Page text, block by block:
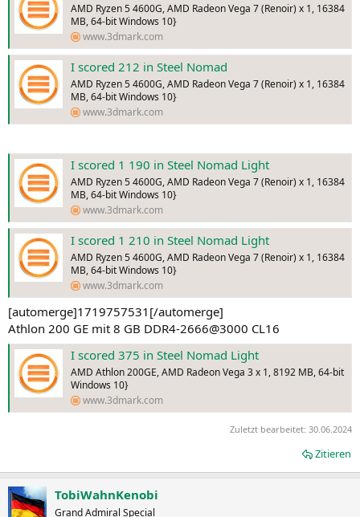
AMD Ryzen 5 4600G, AMD Radeon Vega 7 (Renoir) x 1, 16384
MB, 64-bit Windows 10}
www.3dmark.com
I scored 212 in Steel Nomad
AMD Ryzen 5 4600G, AMD Radeon Vega 7 (Renoir) x 1, 16384
MB, 64-bit Windows 10}
www.3dmark.com
I scored 1 190 in Steel Nomad Light
AMD Ryzen 5 4600G, AMD Radeon Vega 7 (Renoir) x 1, 16384
MB, 64-bit Windows 10}
www.3dmark.com
I scored 1 210 in Steel Nomad Light
AMD Ryzen 5 4600G, AMD Radeon Vega 7 (Renoir) x 1, 16384
MB, 64-bit Windows 10}
www.3dmark.com
[automerge]1719757531[/automerge]
Athlon 200 GE mit 8 GB DDR4-2666@3000 CL16
I scored 375 in Steel Nomad Light
AMD Athlon 200GE, AMD Radeon Vega 3 x 1, 8192 MB, 64-bit
Windows 10}
www.3dmark.com
Zuletzt bearbeitet: 30.06.2024
Zitieren
TobiWahnKenobi
Grand Admiral Special